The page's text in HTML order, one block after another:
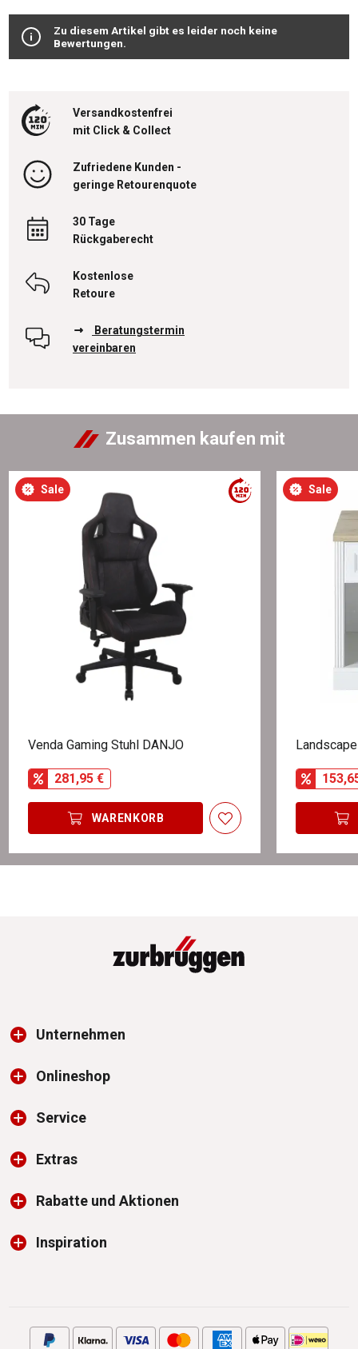
Zu diesem Artikel gibt es leider noch keine
Bewertungen.
Versandkostenfrei
mit Click & Collect
Zufriedene Kunden -
geringe Retourenquote
30 Tage
Rückgaberecht
Kostenlose
Retoure
Beratungstermin
vereinbaren
Zusammen kaufen mit
Sale
Venda Gaming Stuhl DANJO
281,95 €
WARENKORB
Sale
Unternehmen
Onlineshop
Service
Extras
Rabatte und Aktionen
Inspiration